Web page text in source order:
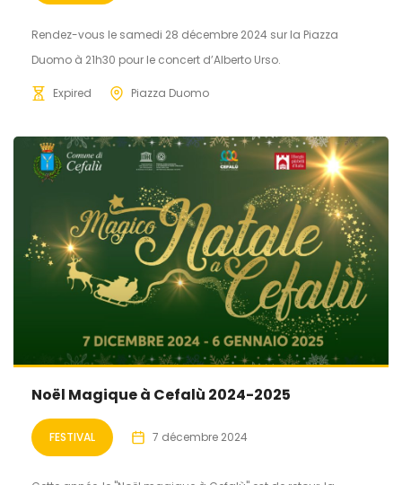
Rendez-vous le samedi 28 décembre 2024 sur la Piazza
Duomo à 21h30 pour le concert d’Alberto Urso.
Expired Piazza Duomo
Noël Magique à Cefalù 2024-2025
FESTIVAL 7 décembre 2024